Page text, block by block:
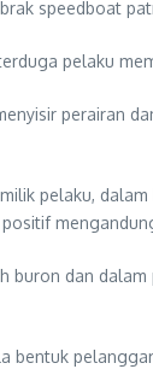
speedboat
pelaku
perairan
pelaku,
dan